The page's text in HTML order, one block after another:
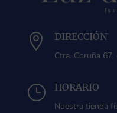
 DIRECCIÓN
Ctra. Coruña
} HORARIO
Nuestra tienda